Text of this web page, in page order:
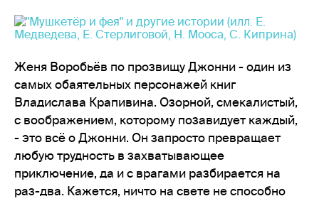
Женя Воробьёв по прозвищу Джонни - один из
самых обаятельных персонажей книг
Владислава Крапивина. Озорной, смекалистый,
с воображением, которому позавидует каждый,
- это всё о Джонни. Он запросто превращает
любую трудность в захватывающее
приключение, да и с врагами разбирается на
раз-два. Кажется, ничто на свете не способно